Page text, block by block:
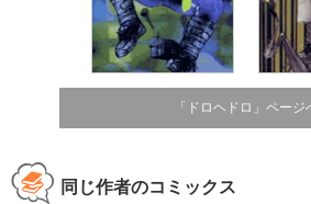
「ドロヘドロ」ページ
同じ作者のコミックス